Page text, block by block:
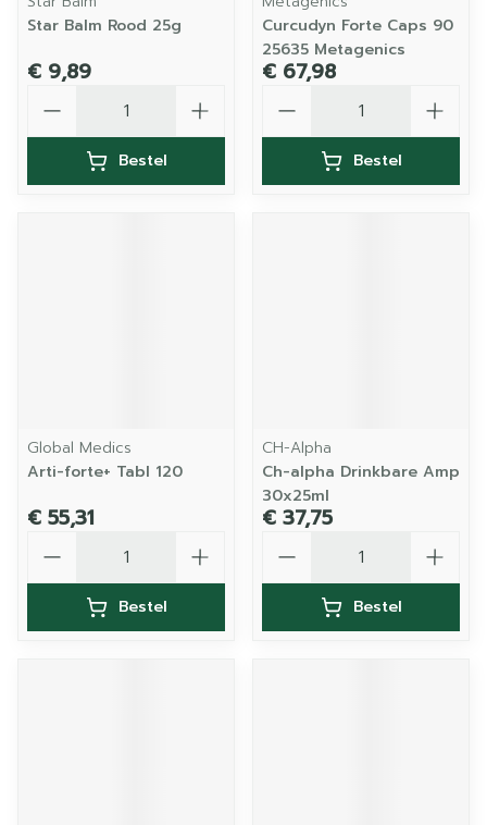
Star Balm Rood 25g
€ 9,89
Bestel
Curcudyn Forte Caps 90
25635 Metagenics
€ 67,98
Bestel
Global Medics
Arti-forte+ Tabl 120
€ 55,31
Bestel
CH-Alpha
Ch-alpha Drinkbare Amp
30x25ml
€ 37,75
Bestel